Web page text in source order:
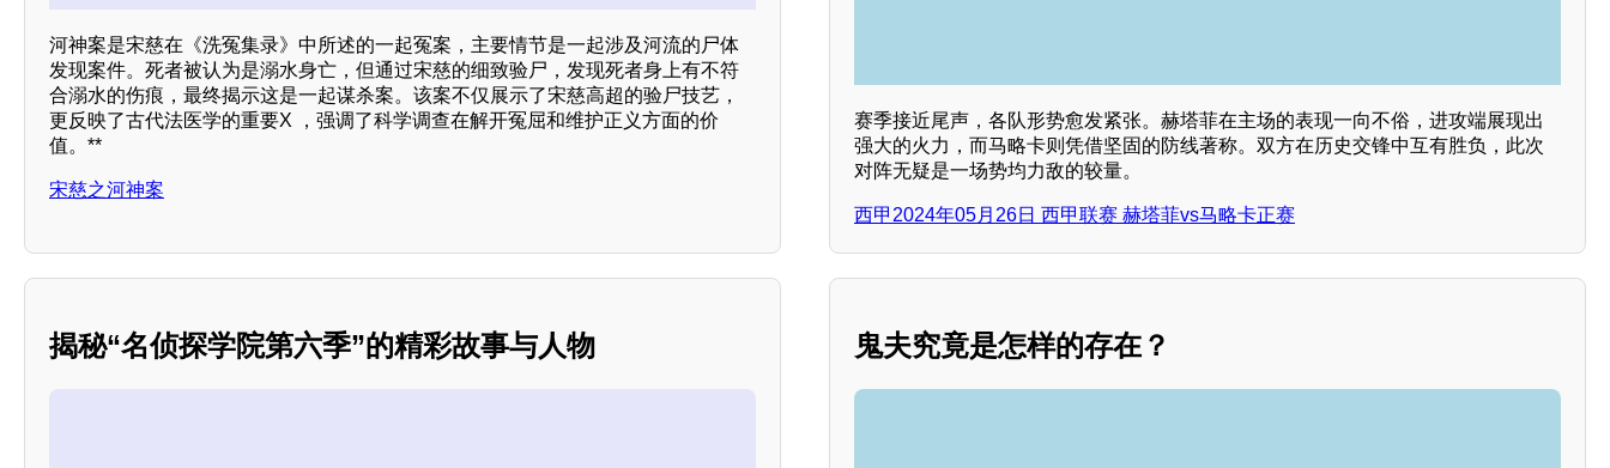
河神案是宋慈在《洗冤集录》中所述的一起冤案，主要情节是一起涉及河流的尸体
发现案件。死者被认为是溺水身亡，但通过宋慈的细致验尸，发现死者身上有不符
合溺水的伤痕，最终揭示这是一起谋杀案。该案不仅展示了宋慈高超的验尸技艺，
更反映了古代法医学的重要X ，强调了科学调查在解开冤屈和维护正义方面的价
值。**
宋慈之河神案
赛季接近尾声，各队形势愈发紧张。赫塔菲在主场的表现一向不俗，进攻端展现出
强大的火力，而马略卡则凭借坚固的防线著称。双方在历史交锋中互有胜负，此次
对阵无疑是一场势均力敌的较量。
西甲2024年05月26日 西甲联赛 赫塔菲vs马略卡正赛
揭秘“名侦探学院第六季”的精彩故事与人物 鬼夫究竟是怎样的存在？